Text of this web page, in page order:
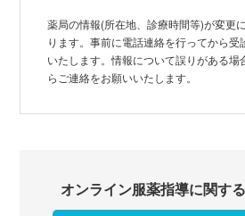
薬局の情報(所在地、診療時間等)が変更
ります。事前に電話連絡を行ってから
いたします。情報について誤りがある場
らご連絡をお願いいたします。
オンライン服薬指導に関す